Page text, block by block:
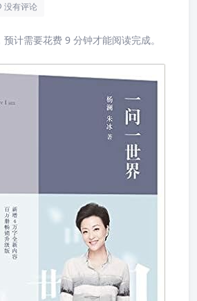
没有评论
计需要花费 9 分钟才能阅读完成。